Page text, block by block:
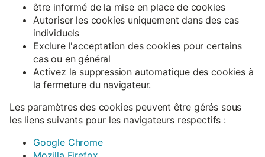
être informé de la mise en place de cookies
Autoriser les cookies uniquement dans des cas
individuels
Exclure l'acceptation des cookies pour certains
cas ou en général
Activez la suppression automatique des cookies à
la fermeture du navigateur.
Les paramètres des cookies peuvent être gérés sous
les liens suivants pour les navigateurs respectifs :
Google Chrome